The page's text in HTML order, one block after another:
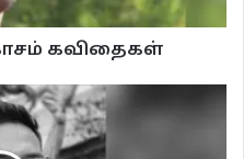
கவிதைகள்